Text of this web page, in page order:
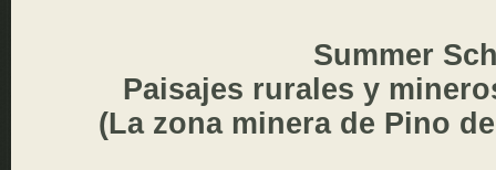
Summer
Paisajes rurales y
(La zona minera de Pino